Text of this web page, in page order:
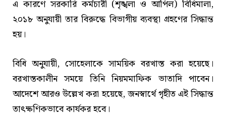
এ কারণে সরকারি কর্মচারী (শৃঙ্খলা ও আপিল) বিধিমালা,
২০১৮ অনুযায়ী তার বিরুদ্ধে বিভাগীয় ব্যবস্থা গ্রহণের সিদ্ধান্ত
হয়।
বিধি অনুযায়ী, সোহেলাকে সাময়িক বরখাস্ত করা হয়েছে।
বরখাস্তকালীন সময়ে তিনি নিয়মমাফিক ভাতাদি পাবেন।
আদেশে আরও উল্লেখ করা হয়েছে, জনস্বার্থে গৃহীত এই সিদ্ধান্ত
তাৎক্ষণিকভাবে কার্যকর হবে।